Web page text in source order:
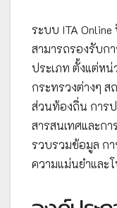
ระบบ ITA
สามารถรองรับก
ประเภท ตั้งแต่ห
กระทรวงต่างๆ
ส่วนท้องถิ่น การ
สารสนเทศและก
รวบรวมข้อมูล กา
ความแม่นยำและ